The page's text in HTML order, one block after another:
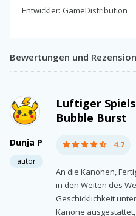
Entwickler: GameDistribution
Bewertungen und
Dunja P
autor
Luftiger
Bubble Burst
4.7
An die Kanonen,
in den Weiten des
Geschicklichkeit
Kanone